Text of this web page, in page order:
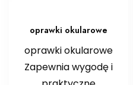
oprawki okularowe
oprawki okularowe
Zapewnia wygodę i